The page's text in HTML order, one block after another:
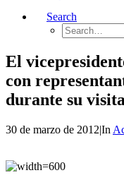
Search
El
con
durante su
30 de marzo de 2012|In